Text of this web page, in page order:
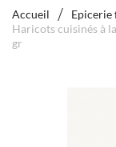
Accueil Epicerie
Haricots cuisinés à
gr